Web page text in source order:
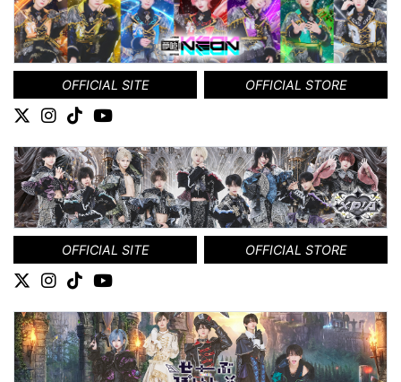
OFFICIAL SITE OFFICIAL STORE
OFFICIAL SITE OFFICIAL STORE